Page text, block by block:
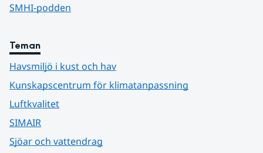
SMHI-podden
Teman
Havsmiljö i kust och hav
Kunskapscentrum för klimatanpassning
Luftkvalitet
SIMAIR
Sjöar och vattendrag